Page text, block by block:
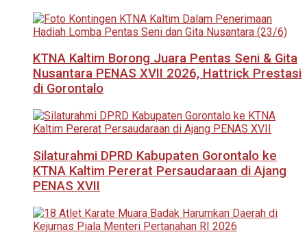
KTNA Kaltim Borong Juara Pentas Seni & Gita
Nusantara PENAS XVII 2026, Hattrick Prestasi
di Gorontalo
Silaturahmi DPRD Kabupaten Gorontalo ke
KTNA Kaltim Pererat Persaudaraan di Ajang
PENAS XVII